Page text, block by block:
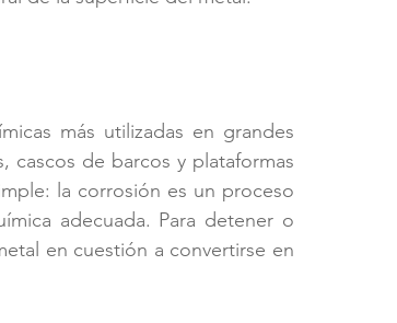
más utilizadas en grandes
cascos de barcos y plataformas
la corrosión es un proceso
adecuada. Para detener o
en cuestión a convertirse en